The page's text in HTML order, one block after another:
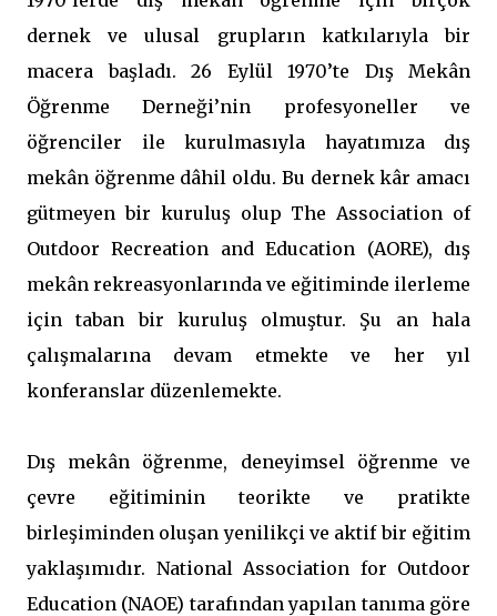
dernek ve ulusal grupların katkılarıyla bir
macera başladı. 26 Eylül 1970’te Dış Mekân
Öğrenme Derneği’nin profesyoneller ve
öğrenciler ile kurulmasıyla hayatımıza dış
mekân öğrenme dâhil oldu. Bu dernek kâr amacı
gütmeyen bir kuruluş olup The Association of
Outdoor Recreation and Education (AORE), dış
mekân rekreasyonlarında ve eğitiminde ilerleme
için taban bir kuruluş olmuştur. Şu an hala
çalışmalarına devam etmekte ve her yıl
konferanslar düzenlemekte.
Dış mekân öğrenme, deneyimsel öğrenme ve
çevre eğitiminin teorikte ve pratikte
birleşiminden oluşan yenilikçi ve aktif bir eğitim
yaklaşımıdır. National Association for Outdoor
Education (NAOE) tarafından yapılan tanıma göre